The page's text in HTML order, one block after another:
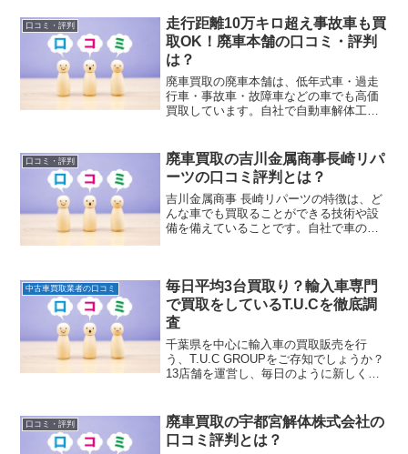
口コミ・評判
走行距離10万キロ超え事故車も買
取OK！廃車本舗の口コミ・評判
は？
廃車買取の廃車本舗は、低年式車・過走
行車・事故車・故障車などの車でも高価
買取しています。自社で自動車解体工場
高く車を買取ることができています。
口コミ・評判
廃車買取の吉川金属商事長崎リパ
ーツの口コミ評判とは？
吉川金属商事 長崎リパーツの特徴は、ど
んな車でも買取ることができる技術や設
備を備えていることです。自社で車の引
行うための自動車解体工場などの施設を
持っています。そのため中間業者へのマ
ージンコストを抑え、お客様の買取金額
へ還元することができています。
中古車買取業者の口コミ
毎日平均3台買取り？輸入車専門
で買取をしているT.U.Cを徹底調
査
千葉県を中心に輸入車の買取販売を行
う、T.U.C GROUPをご存知でしょうか？
13店舗を運営し、毎日のように新しく買
口コミ・評判
廃車買取の宇都宮解体株式会社の
口コミ評判とは？